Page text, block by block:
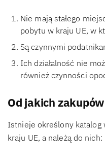
Nie mają stałego
pobytu w kraju UE, w
Są czynnymi
Ich działalność nie
również czynności
Od jakich
Istnieje określony katalog
kraju UE, a należą do nich: